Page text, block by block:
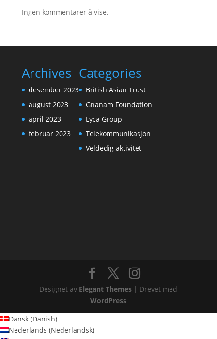
Ingen kommentarer å vise.
Archives
desember 2023
august 2023
april 2023
februar 2023
Categories
British Asian Trust
Gnanam Foundation
Lyca Group
Telekommunikasjon
Veldedig aktivitet
Designet av Elegant Themes | Drevet med
WordPress
Dansk (Danish)
Nederlands (Nederlandsk)